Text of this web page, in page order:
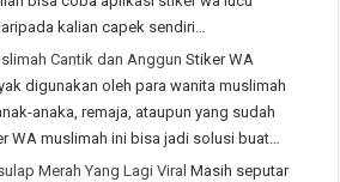
kalian capek sendiri…
Cantik dan Anggun Stiker WA
digunakan oleh para wanita muslimah
anaka, remaja, ataupun yang sudah
WA muslimah ini bisa jadi solusi buat…
Merah Yang Lagi Viral Masih seputar